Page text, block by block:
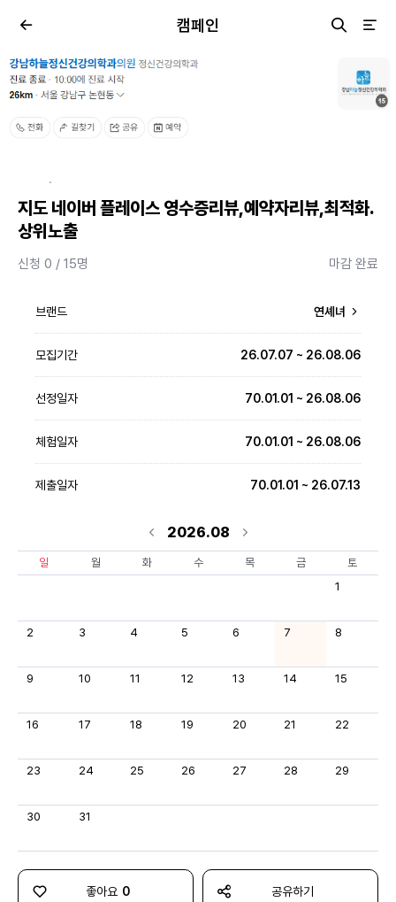
캠페인
·
지도 네이버 플레이스 영수증리뷰,예약자리뷰,최적화.
상위노출
신청 0 / 15명 마감 완료
브랜드 연셰녀
모집기간 26.07.07 ~ 26.08.06
선정일자 70.01.01 ~ 26.08.06
체험일자 70.01.01 ~ 26.08.06
제출일자 70.01.01 ~ 26.07.13
2026.08
일 월 화 수 목 금
토
1
2 3 4 5 6 7 8
9 10 11 12 13 14 15
16 17 18 19 20 21 22
23 24 25 26 27 28 29
30 31
좋아요 0 공유하기